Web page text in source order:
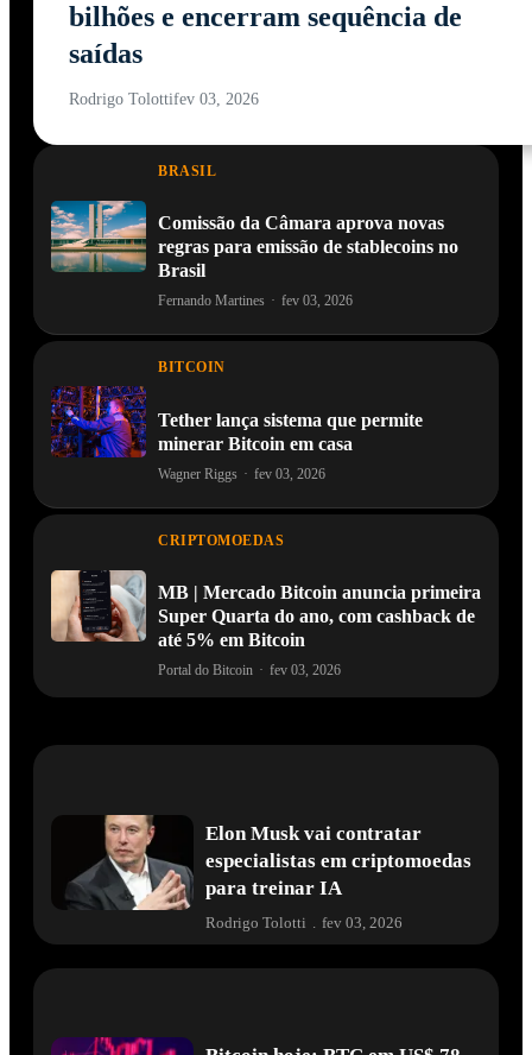
bilhões e encerram sequência de
saídas
Rodrigo Tolottifev 03, 2026
BRASIL
Comissão da Câmara aprova novas
regras para emissão de stablecoins no
Brasil
Fernando Martines · fev 03, 2026
BITCOIN
Tether lança sistema que permite
minerar Bitcoin em casa
Wagner Riggs · fev 03, 2026
CRIPTOMOEDAS
MB | Mercado Bitcoin anuncia primeira
Super Quarta do ano, com cashback de
até 5% em Bitcoin
Portal do Bitcoin · fev 03, 2026
Elon Musk vai contratar
especialistas em criptomoedas
para treinar IA
Rodrigo Tolotti fev 03, 2026